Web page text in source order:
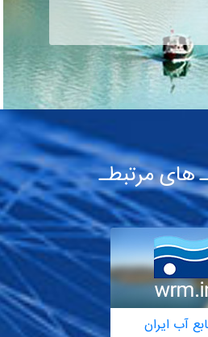
های مرتبطـ
آب ایران